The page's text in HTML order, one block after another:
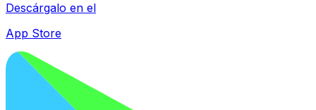
Descárgalo en el
App Store